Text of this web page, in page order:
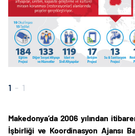
1 - 1
Makedonya’da 2006 yılından
İşbirliği ve Koordinasyon Ajansı